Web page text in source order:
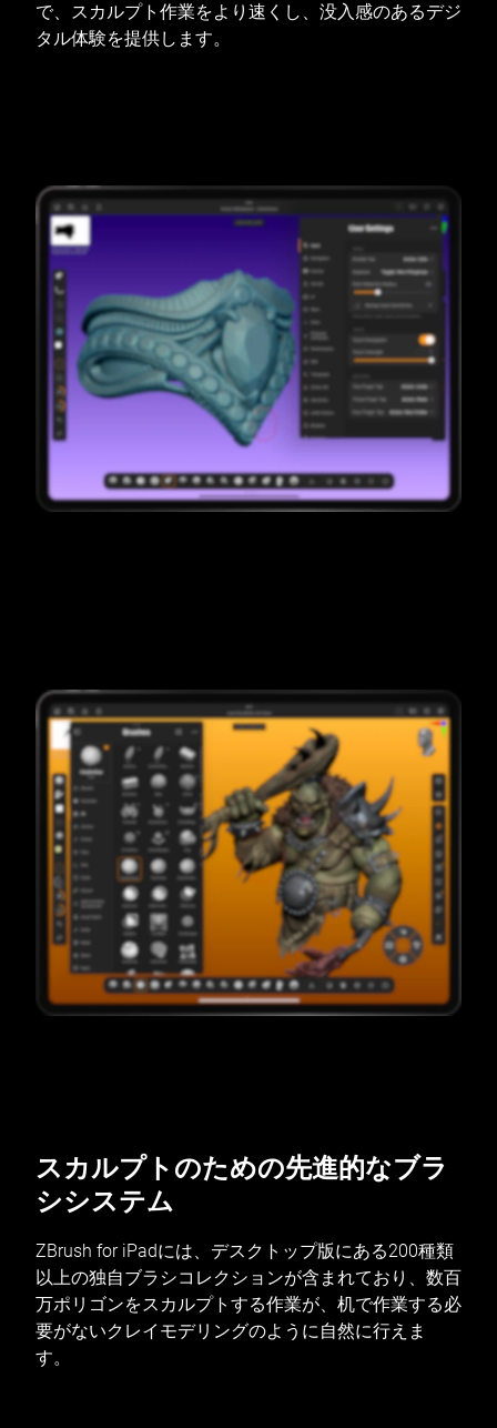
で、スカルプト作業をより速くし、没入感のあるデジ
タル体験を提供します。
スカルプトのための先進的なブラ
シシステム
ZBrush for iPadには、デスクトップ版にある200種類
以上の独自ブラシコレクションが含まれており、数百
万ポリゴンをスカルプトする作業が、机で作業する必
要がないクレイモデリングのように自然に行えま
す。